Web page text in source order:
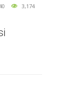
3,174